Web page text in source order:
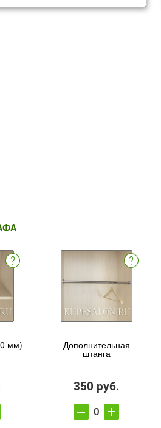
мм) Дополнительная
штанга
350 руб.